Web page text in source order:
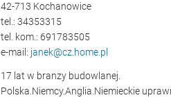
42-713 Kochanowice
tel.: 34353315
tel. kom.: 691783505
e-mail: janek@cz.home.pl
17 lat w branzy budowlanej.
Polska.Niemcy.Anglia.Niemieckie